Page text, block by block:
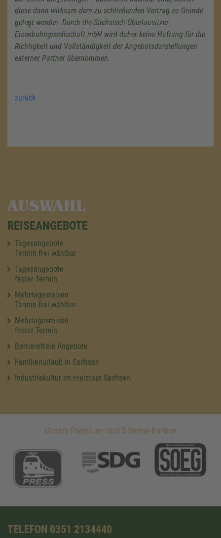
AUSWAHL
REISEANGEBOTE
Tagesangebote
Termin frei wählbar
Tagesangebote
fester Termin
Mehrtagesreisen
Termin frei wählbar
Mehrtagesreisen
fester Termin
Barrierefreie Angebote
Familienurlaub in Sachsen
Industriekultur im Freistaat Sachsen
diese dann wirksam dem zu schließenden Vertrag zu Grunde
gelegt werden. Durch die Sächsisch-Oberlausitzer
Eisenbahngesellschaft mbH wird daher keine Haftung für die
Richtigkeit und Vollständigkeit der Angebotsdarstellungen
externer Partner übernommen.
zurück
Unsere Premium- und 5-Sterne-Partner
TELEFON 0351 2134440